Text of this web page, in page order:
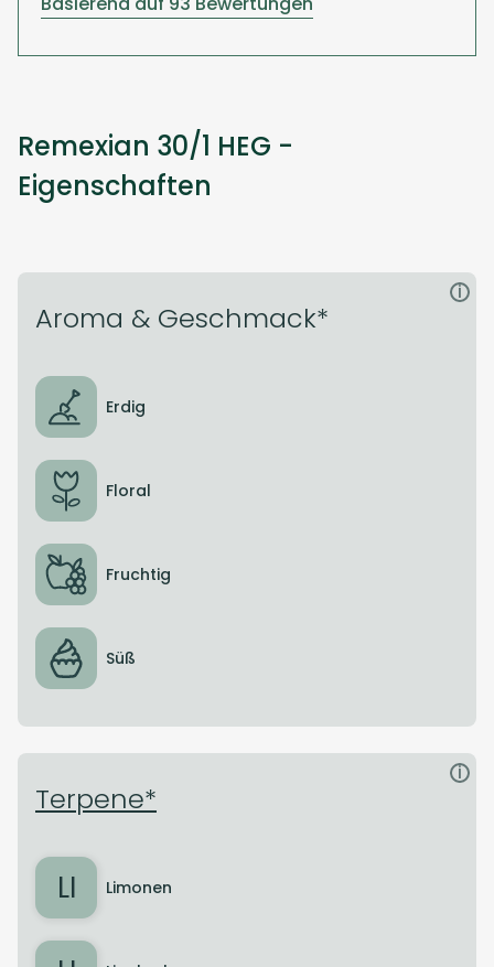
Remexian 30/1 HEG -
Eigenschaften
Aroma & Geschmack*
i
Erdig
Floral
Fruchtig
Süß
Terpene*
i
LI Limonen